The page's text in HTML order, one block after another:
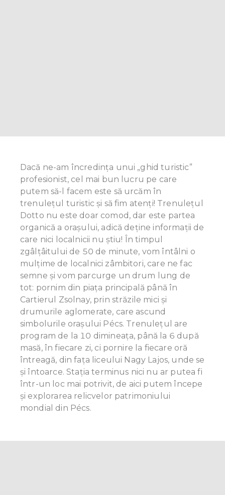
Dacă ne-am încredința unui „ghid turistic”
profesionist, cel mai bun lucru pe care
putem să-l facem este să urcăm în
trenulețul turistic și să fim atenţi! Trenulețul
Dotto nu este doar comod, dar este partea
organică a oraşului, adică deține informații de
care nici localnicii nu ştiu! În timpul
zgâlţâitului de 50 de minute, vom întâlni o
mulțime de localnici zâmbitori, care ne fac
semne și vom parcurge un drum lung de
tot: pornim din piața principală până în
Cartierul Zsolnay, prin străzile mici și
drumurile aglomerate, care ascund
simbolurile oraşului Pécs. Trenuleţul are
program de la 10 dimineața, până la 6 după
masă, în fiecare zi, ci pornire la fiecare oră
întreagă, din fața liceului Nagy Lajos, unde se
și întoarce. Stația terminus nici nu ar putea fi
într-un loc mai potrivit, de aici putem începe
şi explorarea relicvelor patrimoniului
mondial din Pécs.